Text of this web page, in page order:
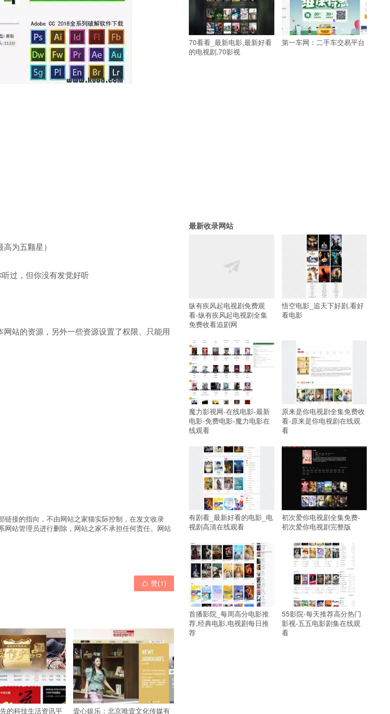
为五颗星）
过，但你没有发觉好听
站的资源，另外一些资源设置了权限、只能用
接的指向，不由网站之家猫实际控制，在发文收录
站管理员进行删除，网站之家不承担任何责任。 网站
 赞(1)
的科技生活资讯平 壹心娱乐：北京唯壹文化传媒有
70看看_最新电影,最新好看
的电视剧,70影视
第一车网：二手车交易平台
最新收录网站
纵有疾风起电视剧免费观
看-纵有疾风起电视剧全集
免费收看追剧网
悟空电影_追天下好剧,看好
看电影
魔力影视网-在线电影-最新
电影-免费电影-魔力电影在
线观看
原来是你电视剧全集免费收
看-原来是你电视剧在线观
看
有剧看_最新好看的电影_电
视剧高清在线观看
初次爱你电视剧全集免费-
初次爱你电视剧完整版
首播影院_每周高分电影推
荐,经典电影,电视剧每日推
荐
55影院-每天推荐高分热门
影视-五五电影剧集在线观
看